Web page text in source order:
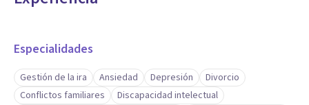
Especialidades
Gestión de la ira Ansiedad Depresión
Divorcio
Conflictos familiares
Discapacidad intelectual